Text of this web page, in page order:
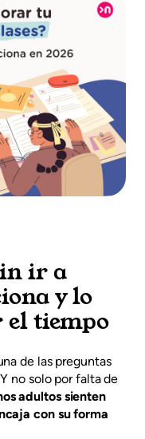
ir a
y lo
el tiempo
de las preguntas
no solo por falta de
adultos sienten
con su forma